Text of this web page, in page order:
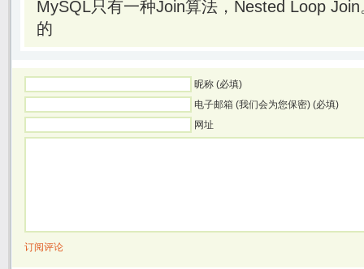
MySQL只有一种Join算法，Nested Loop
的
昵称 (必填)
电子邮箱 (我们会为您保密) (必填)
网址
订阅评论